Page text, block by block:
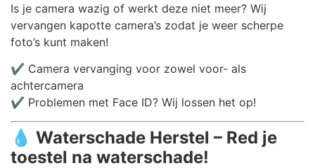
Is je camera wazig of werkt deze niet meer? Wij
vervangen kapotte camera’s zodat je weer scherpe
foto’s kunt maken!
✔️ Camera vervanging voor zowel voor- als
achtercamera
✔️ Problemen met Face ID? Wij lossen het op!
💧 Waterschade Herstel – Red je
toestel na waterschade!